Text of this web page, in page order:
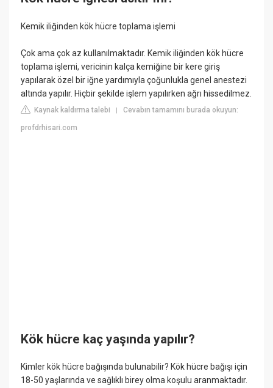
Kemik iliğinden kök hücre toplama işlemi
Çok ama çok az kullanılmaktadır. Kemik iliğinden kök hücre
toplama işlemi, vericinin kalça kemiğine bir kere giriş
yapılarak özel bir iğne yardımıyla çoğunlukla genel anestezi
altında yapılır. Hiçbir şekilde işlem yapılırken ağrı hissedilmez.
Kaynak kaldırma talebi |Cevabın tamamını burada okuyun:
profdrhisari.com
Kök hücre kaç yaşında yapılır?
Kimler kök hücre bağışında bulunabilir? Kök hücre bağışı için
18-50 yaşlarında ve sağlıklı birey olma koşulu aranmaktadır.